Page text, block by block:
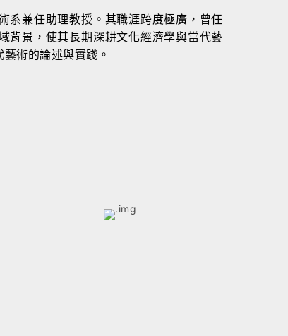
系兼任助理教授。其職涯跨度極廣，曾任
背景，使其長期深耕文化經濟學與當代藝
術的論述與實踐。